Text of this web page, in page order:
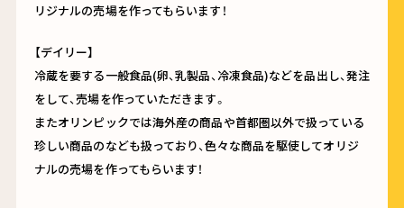
リジナルの売場を作ってもらいます！
【デイリー】
冷蔵を要する一般食品(卵、乳製品、冷凍食品)などを品出し、発注
をして、売場を作っていただきます。
またオリンピックでは海外産の商品や首都圏以外で扱っている
珍しい商品のなども扱っており、色々な商品を駆使してオリジ
ナルの売場を作ってもらいます！